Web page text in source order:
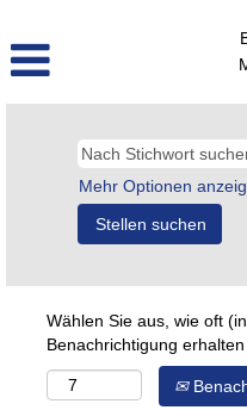
Mehr Optionen
Wählen Sie aus, wie oft
Benachrichtigung